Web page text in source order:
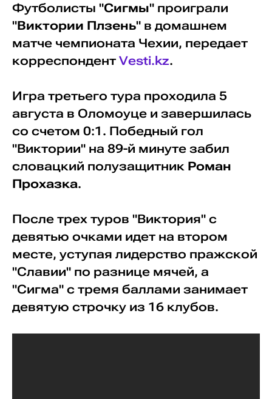
Футболисты "Сигмы" проиграли
"Виктории Плзень" в домашнем
матче чемпионата Чехии, передает
корреспондент Vesti.kz.
Игра третьего тура проходила 5
августа в Оломоуце и завершилась
со счетом 0:1. Победный гол
"Виктории" на 89-й минуте забил
словацкий полузащитник Роман
Прохазка.
После трех туров "Виктория" с
девятью очками идет на втором
месте, уступая лидерство пражской
"Славии" по разнице мячей, а
"Сигма" с тремя баллами занимает
девятую строчку из 16 клубов.